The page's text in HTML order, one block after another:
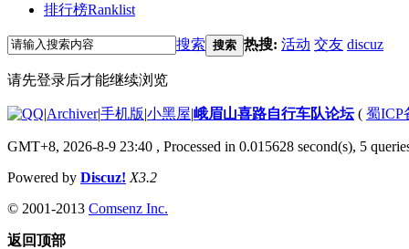
排行榜Ranklist
搜索 搜索 热搜: 活动 交友 discuz
请先登录后才能继续浏览
|Archiver|手机版|小黑屋|峨眉山喜路自行车队论坛( 蜀ICP
GMT+8, 2026-8-9 23:40 , Processed in 0.015628 second(s), 5
Powered by Discuz! X3.2
© 2001-2013 Comsenz Inc.
返回顶部